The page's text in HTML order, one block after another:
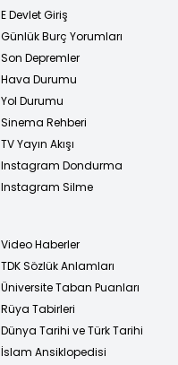
E Devlet Giriş
Günlük Burç Yorumları
Son Depremler
Hava Durumu
Yol Durumu
Sinema Rehberi
TV Yayın Akışı
Instagram Dondurma
Instagram Silme
Video Haberler
TDK Sözlük Anlamları
Üniversite Taban Puanları
Rüya Tabirleri
Dünya Tarihi ve Türk Tarihi
İslam Ansiklopedisi